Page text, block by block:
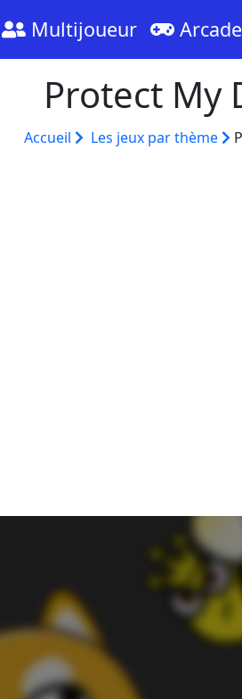
Multijoueur Arcade
Protect My
Accueil Les jeux par thème